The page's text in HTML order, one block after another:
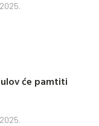
će pamtiti